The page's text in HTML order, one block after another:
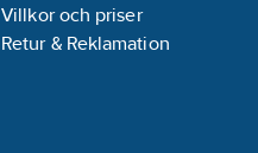
Villkor och priser
Retur & Reklamation